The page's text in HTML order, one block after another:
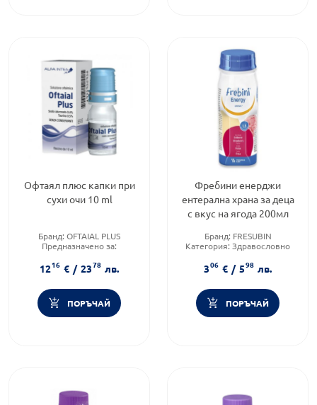
Офтаял плюс капки при
сухи очи 10 ml
Бранд: OFTAIAL PLUS
Предназначено за:
Форма на продукта:капки
1216 € / 2378 лв.
ПОРЪЧАЙ
Фребини енерджи
ентерална храна за деца
с вкус на ягода 200мл
Бранд: FRESUBIN
Категория: Здравословно
306 € / 598 лв.
ПОРЪЧАЙ